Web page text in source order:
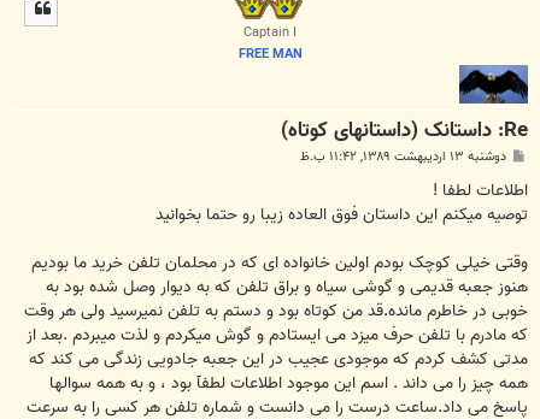
Captain I
FREE MAN
Re: داستانک (داستانهای کوتاه)
پ
ت
دوشنبه ۱۳ اردیبهشت ۱۳۸۹, ۱۱:۴۲ ب.ظ
اطلاعات لطفا !
توصیه میکنم این داستان فوق العاده زیبا رو حتما بخوانید
وقتی خیلی کوچک بودم اولین خانواده ای که در محلمان تلفن خرید ما بودیم
هنوز جعبه قدیمی و گوشی سیاه و براق تلفن که به دیوار وصل شده بود به
خوبی در خاطرم مانده.قد من کوتاه بود و دستم به تلفن نمیرسید ولی هر وقت
که مادرم با تلفن حرف میزد می ایستادم و گوش میکردم و لذت میبردم .بعد از
مدتی کشف کردم که موجودی عجیب در این جعبه جادویی زندگی می کند که
همه چیز را می داند . اسم این موجود اطلاعات لطفآ بود ، و به همه سوالها
پاسخ می داد.ساعت درست را می دانست و شماره تلفن هر کسی را به سرعت